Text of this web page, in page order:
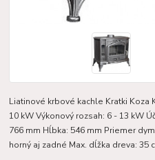
Liatinové krbové kachle Kratki Koza
10 kW Výkonový rozsah: 6 - 13 kW
766 mm Hĺbka: 546 mm Priemer
horný aj zadné Max. dĺžka dreva: 35